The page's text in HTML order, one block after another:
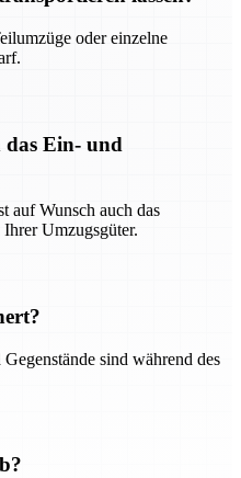
oder einzelne
Ein- und
auf Wunsch auch das
Umzugsgüter.
sind während des